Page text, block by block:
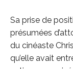
Sa prise de
présumées
du cinéaste
qu’elle avait